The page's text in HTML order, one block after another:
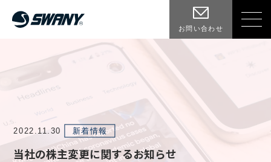
お問い合わせ
2022.11.30 新着情報
当社の株主変更に関するお知らせ